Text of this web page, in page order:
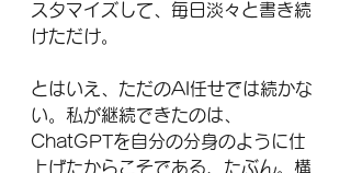
スタマイズして、毎日淡々と書き続
けただけ。
とはいえ、ただのAI任せでは続かな
い。私が継続できたのは、
ChatGPTを自分の分身のように仕
上げたからこそである、たぶん。構